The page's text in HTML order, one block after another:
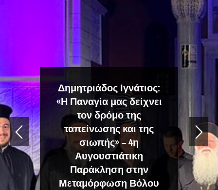
Δημητριάδος Ιγνάτιος:
«Η Παναγία μας δείχνει
τον δρόμο της
ταπείνωσης και της
σιωπής» – 4η
Αυγουστιάτικη
Παράκληση στην
Μεταμόρφωση Βόλου